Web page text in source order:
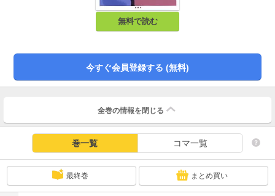
無料で読む
今すぐ会員登録する (無料)
全巻の情報を 閉じる
巻一覧 コマ一覧
最終巻 まとめ買い